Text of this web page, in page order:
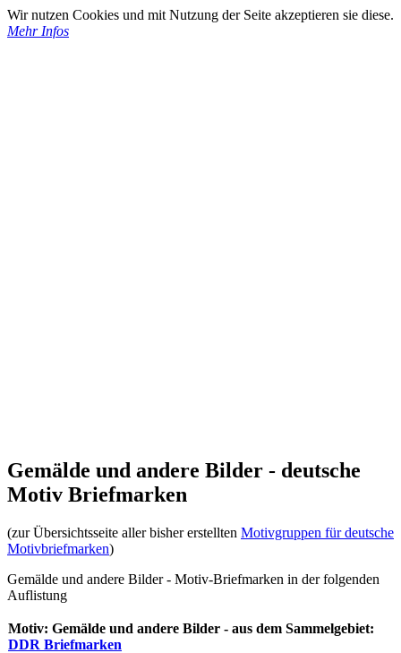
Wir nutzen Cookies und mit Nutzung der Seite akzeptieren sie diese.
Mehr Infos
Gemälde und andere Bilder - deutsche
Motiv Briefmarken
(zur Übersichtsseite aller bisher erstellten Motivgruppen für deutsche
Motivbriefmarken)
Gemälde und andere Bilder - Motiv-Briefmarken in der folgenden
Auflistung
Motiv: Gemälde und andere Bilder - aus dem Sammelgebiet:
DDR Briefmarken